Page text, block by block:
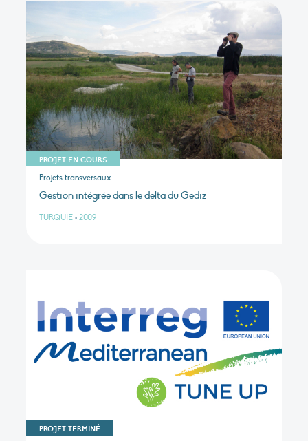
PROJET EN COURS
Projets transversaux
Gestion intégrée dans le delta du Gediz
TURQUIE • 2009
PROJET TERMINÉ